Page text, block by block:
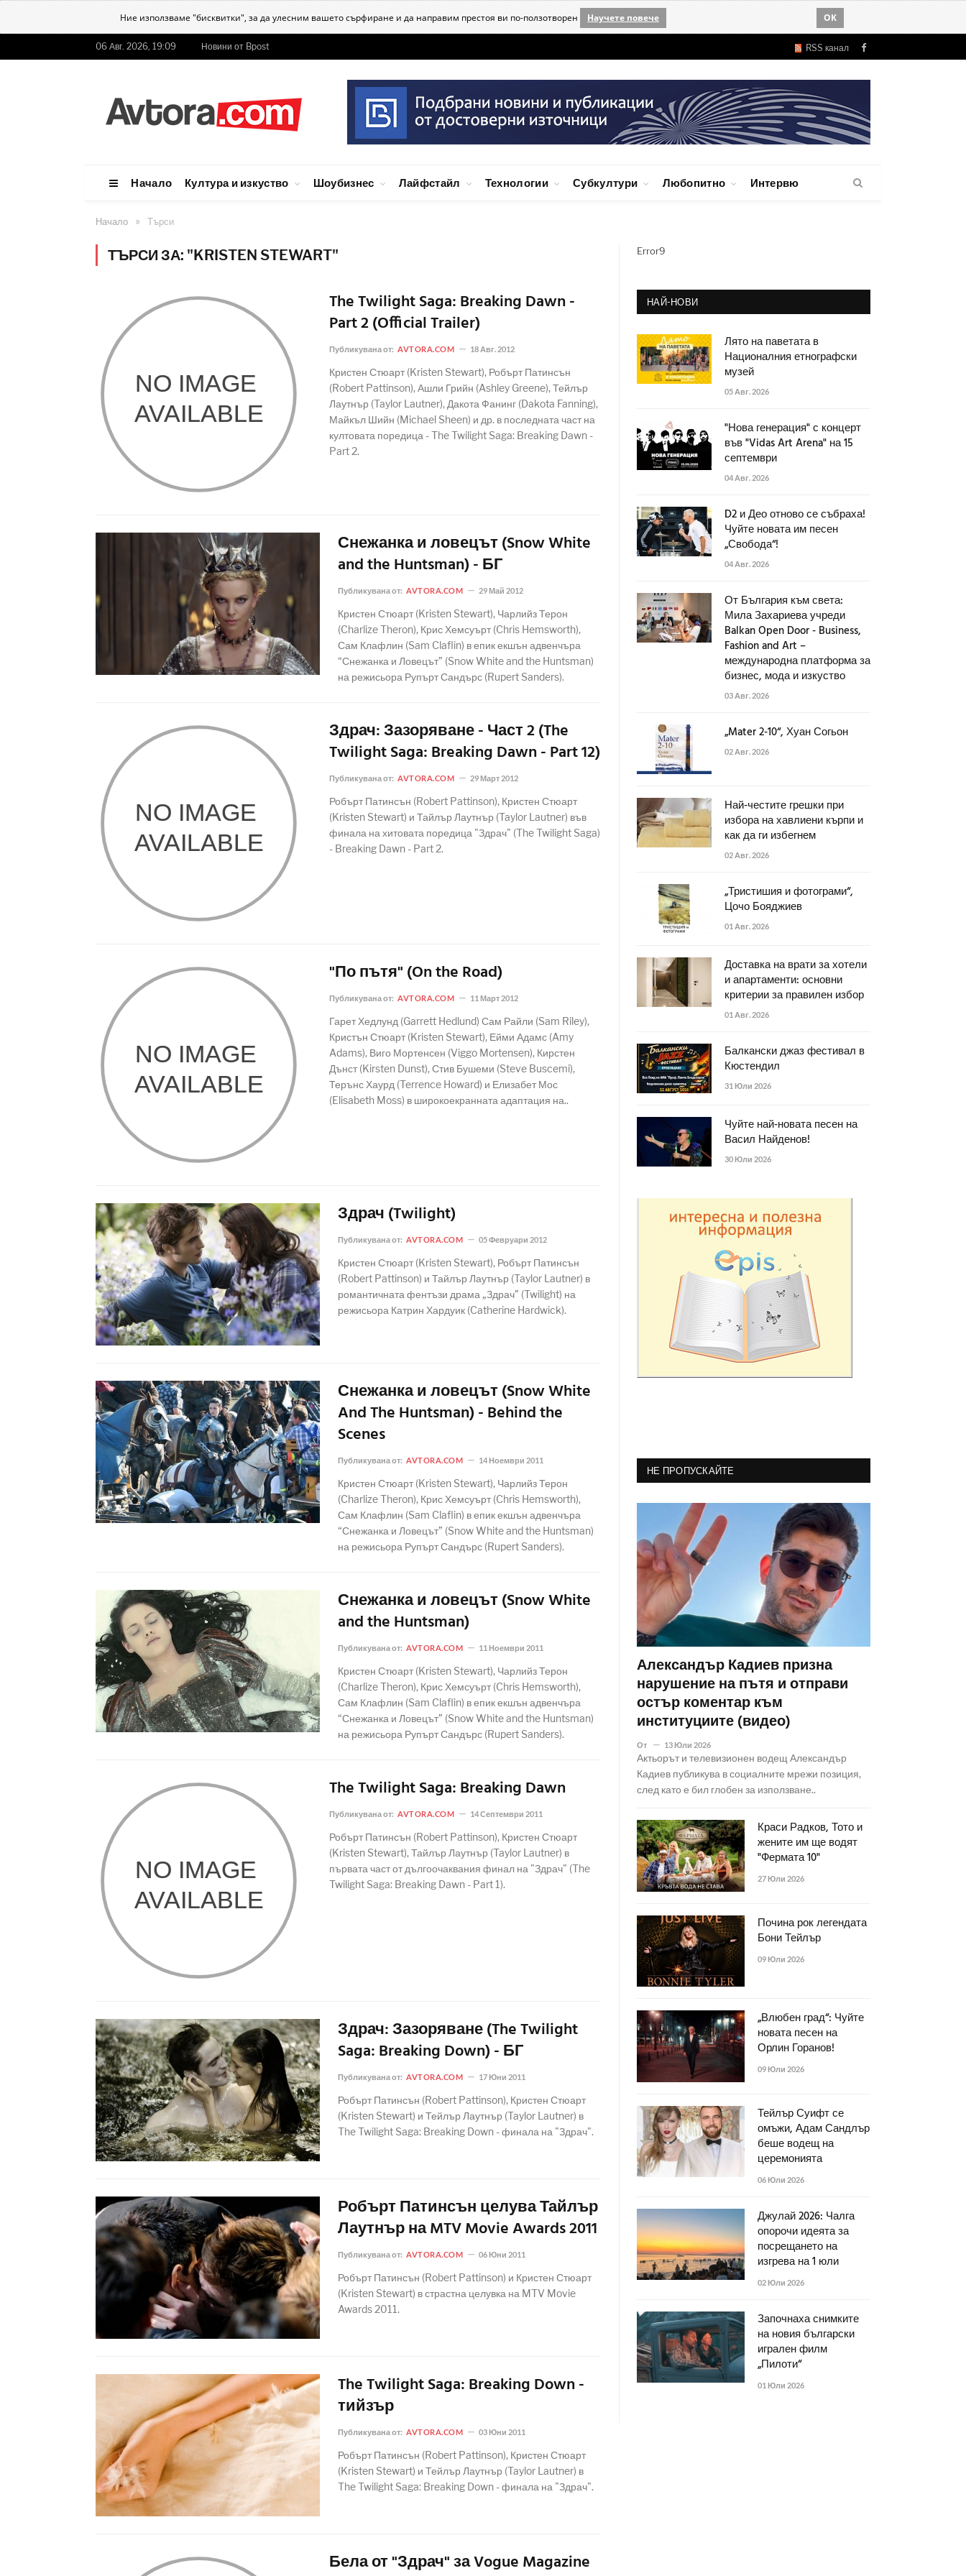
Ние използваме "бисквитки", за да улесним вашето сърфиране и да направим престоя ви по-ползотворен Научете повече OK
06 Авг. 2026, 19:09 Новини от Bpost RSS канал Facebook
Начало Култура и изкуство Шоубизнес Лайфстайл Технологии Субкултури Любопитно Интервю
Начало » Търси
ТЪРСИ ЗА: "KRISTEN STEWART"
The Twilight Saga: Breaking Dawn -
Part 2 (Official Trailer)
Публикувана от: AVTORA.COM 18 Авг. 2012
Кристен Стюарт (Kristen Stewart), Робърт Патинсън
(Robert Pattinson), Ашли Грийн (Ashley Greene), Тейлър
Лаутнър (Taylor Lautner), Дакота Фанинг (Dakota Fanning),
Майкъл Шийн (Michael Sheen) и др. в последната част на
култовата поредица - The Twilight Saga: Breaking Dawn -
Part 2.
Снежанка и ловецът (Snow White
and the Huntsman) - БГ
Публикувана от: AVTORA.COM 29 Май 2012
Кристен Стюарт (Kristen Stewart), Чарлийз Терон
(Charlize Theron), Крис Хемсуърт (Chris Hemsworth),
Сам Клафлин (Sam Claflin) в епик екшън адвенчъра
“Снежанка и Ловецът” (Snow White and the Huntsman)
на режисьора Рупърт Сандърс (Rupert Sanders).
Здрач: Зазоряване - Част 2 (The
Twilight Saga: Breaking Dawn - Part 12)
Публикувана от: AVTORA.COM 29 Март 2012
Робърт Патинсън (Robert Pattinson), Кристен Стюарт
(Kristen Stewart) и Тайлър Лаутнър (Taylor Lautner) във
финала на хитовата поредица "Здрач" (The Twilight Saga)
- Breaking Dawn - Part 2.
"По пътя" (On the Road)
Публикувана от: AVTORA.COM 11 Март 2012
Гарет Хедлунд (Garrett Hedlund) Сам Райли (Sam Riley),
Кристън Стюарт (Kristen Stewart), Ейми Адамс (Amy
Adams), Виго Мортенсен (Viggo Mortensen), Кирстен
Дънст (Kirsten Dunst), Стив Бушеми (Steve Buscemi),
Терънс Хаурд (Terrence Howard) и Елизабет Мос
(Elisabeth Moss) в широкоекранната адаптация на..
Здрач (Twilight)
Публикувана от: AVTORA.COM 05 Февруари 2012
Кристен Стюарт (Kristen Stewart), Робърт Патинсън
(Robert Pattinson) и Тайлър Лаутнър (Taylor Lautner) в
романтичната фентъзи драма „Здрач” (Twilight) на
режисьора Катрин Хардуик (Catherine Hardwick).
Снежанка и ловецът (Snow White
And The Huntsman) - Behind the
Scenes
Публикувана от: AVTORA.COM 14 Ноември 2011
Кристен Стюарт (Kristen Stewart), Чарлийз Терон
(Charlize Theron), Крис Хемсуърт (Chris Hemsworth),
Сам Клафлин (Sam Claflin) в епик екшън адвенчъра
“Снежанка и Ловецът” (Snow White and the Huntsman)
на режисьора Рупърт Сандърс (Rupert Sanders).
Снежанка и ловецът (Snow White
and the Huntsman)
Публикувана от: AVTORA.COM 11 Ноември 2011
Кристен Стюарт (Kristen Stewart), Чарлийз Терон
(Charlize Theron), Крис Хемсуърт (Chris Hemsworth),
Сам Клафлин (Sam Claflin) в епик екшън адвенчъра
“Снежанка и Ловецът” (Snow White and the Huntsman)
на режисьора Рупърт Сандърс (Rupert Sanders).
The Twilight Saga: Breaking Dawn
Публикувана от: AVTORA.COM 14 Септември 2011
Робърт Патинсън (Robert Pattinson), Кристен Стюарт
(Kristen Stewart), Тайлър Лаутнър (Taylor Lautner) в
първата част от дългоочаквания финал на "Здрач" (The
Twilight Saga: Breaking Dawn - Part 1).
Здрач: Зазоряване (The Twilight
Saga: Breaking Down) - БГ
Публикувана от: AVTORA.COM 17 Юни 2011
Робърт Патинсън (Robert Pattinson), Кристен Стюарт
(Kristen Stewart) и Тейлър Лаутнър (Taylor Lautner) в
The Twilight Saga: Breaking Down - финала на "Здрач".
Робърт Патинсън целува Тайлър
Лаутнър на MTV Movie Awards 2011
Публикувана от: AVTORA.COM 06 Юни 2011
Робърт Патинсън (Robert Pattinson) и Кристен Стюарт
(Kristen Stewart) в страстна целувка на MTV Movie
Awards 2011.
The Twilight Saga: Breaking Down -
тийзър
Публикувана от: AVTORA.COM 03 Юни 2011
Робърт Патинсън (Robert Pattinson), Кристен Стюарт
(Kristen Stewart) и Тейлър Лаутнър (Taylor Lautner) в
The Twilight Saga: Breaking Down - финала на "Здрач".
Бела от "Здрач" за Vogue Magazine
Error9
НАЙ-НОВИ
Лято на паветата в
Националния етнографски
музей
05 Авг. 2026
"Нова генерация" с концерт
във "Vidas Art Arena" на 15
септември
04 Авг. 2026
D2 и Део отново се събраха!
Чуйте новата им песен
„Свобода“!
04 Авг. 2026
От България към света:
Мила Захариева учреди
Balkan Open Door - Business,
Fashion and Art –
международна платформа за
бизнес, мода и изкуство
03 Авг. 2026
„Mater 2-10“, Хуан Согьон
02 Авг. 2026
Най-честите грешки при
избора на хавлиени кърпи и
как да ги избегнем
02 Авг. 2026
„Тристишия и фотограми“,
Цочо Бояджиев
01 Авг. 2026
Доставка на врати за хотели
и апартаменти: основни
критерии за правилен избор
01 Авг. 2026
Балкански джаз фестивал в
Кюстендил
31 Юли 2026
Чуйте най-новата песен на
Васил Найденов!
30 Юли 2026
НЕ ПРОПУСКАЙТЕ
Александър Кадиев призна
нарушение на пътя и отправи
остър коментар към
институциите (видео)
От 13 Юли 2026
Актьорът и телевизионен водещ Александър
Кадиев публикува в социалните мрежи позиция,
след като е бил глобен за използване..
Краси Радков, Тото и
жените им ще водят
"Фермата 10"
27 Юли 2026
Почина рок легендата
Бони Тейлър
09 Юли 2026
„Влюбен град“: Чуйте
новата песен на
Орлин Горанов!
09 Юли 2026
Тейлър Суифт се
омъжи, Адам Сандлър
беше водещ на
церемонията
06 Юли 2026
Джулай 2026: Чалга
опорочи идеята за
посрещането на
изгрева на 1 юли
02 Юли 2026
Започнаха снимките
на новия български
игрален филм
„Пилоти“
01 Юли 2026